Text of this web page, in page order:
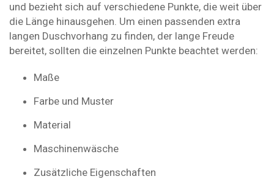
und bezieht sich auf verschiedene Punkte, die weit über
die Länge hinausgehen. Um einen passenden extra
langen Duschvorhang zu finden, der lange Freude
bereitet, sollten die einzelnen Punkte beachtet werden:
Maße
Farbe und Muster
Material
Maschinenwäsche
Zusätzliche Eigenschaften